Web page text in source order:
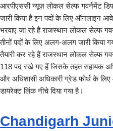
आरपीएससी न्यूज़ लोकल सेल्फ गवर्नमेंट
जारी किया है इन पदों के लिए ऑनलाइन
भरवाए जा रहे हैं राजस्थान लोकल सेल्फ
तीनों पदों के लिए अलग-अलग जारी किया
तैयारी कर रहे हैं राजस्थान लोकल सेल्फ
118 पद रखे गए हैं जिसके तहत सहायक
और अधिशासी अधिकारी ग्रेड फोर्थ के
डायरेक्ट लिंक नीचे दिया गया है।
Chandigarh